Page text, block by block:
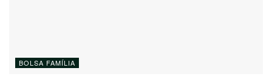
BOLSA FAMÍLIA